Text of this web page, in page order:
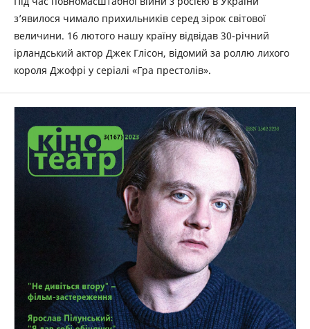
з’явилося чимало прихильників серед зірок світової
величини. 16 лютого нашу країну відвідав 30-річний
ірландський актор Джек Глісон, відомий за роллю лихого
короля Джофрі у серіалі «Гра престолів».